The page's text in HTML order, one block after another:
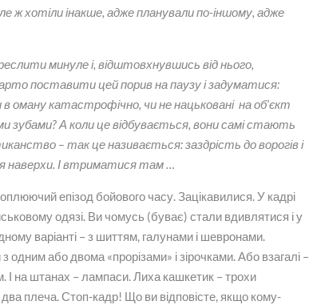
ж хотіли інакше, адже планували по-іншому, адже
минуле і, відштовхнувшись від нього,
поставити цей порив на паузу і задуматися:
в оману катастрофічно, чи не нацьковані на об’єкт
зубами? А коли це відбувається, вони самі стають
– так це називається: заздрість до ворогів і
наверхи. І втриматися там …
епізод бойового часу. Зацікавилися. У кадрі
одязі. Ви чомусь (буває) стали вдивлятися і у
варіанті – з шиттям, галунами і шевронами.
або двома «прорізами» і зірочками. Або взагалі –
І на штанах – лампаси. Лиха кашкетик – трохи
плеча. Стоп-кадр! Що ви відповісте, якщо кому-